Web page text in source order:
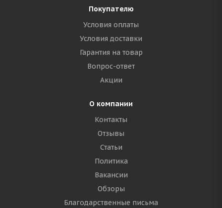
Покупателю
Условия оплаты
Условия доставки
Гарантия на товар
Вопрос-ответ
Акции
О компании
Контакты
Отзывы
Статьи
Политика
Вакансии
Обзоры
Благодарственные письма